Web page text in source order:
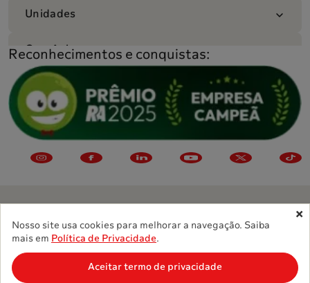
Nosso site usa cookies para melhorar a navegação. Saiba
mais em Política de Privacidade.
Aceitar termo de privacidade
Unidades
Convênios
Reconhecimentos e conquistas:
© 2026 Grupo Sabin. Todos os direitos reservados.
Política de Privacidade